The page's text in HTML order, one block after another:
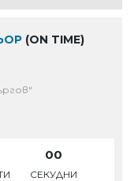
(ON TIME)
00
СЕКУДНИ